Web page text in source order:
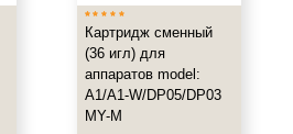
Картридж сменный
(36 игл) для
аппаратов model:
A1/A1-W/DP05/DP03
MY-M